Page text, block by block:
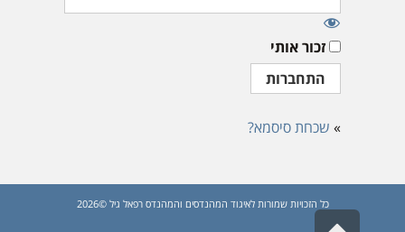
זכור אותי
» שכחת סיסמא?
כל הזכויות שמורות לאיגוד המהנדסים והמהנדס רפאל גיל ©2026